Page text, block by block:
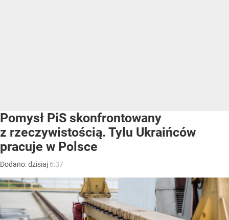
Pomysł PiS skonfrontowany
z rzeczywistością. Tylu Ukraińców
pracuje w Polsce
Dodano:dzisiaj 6:37